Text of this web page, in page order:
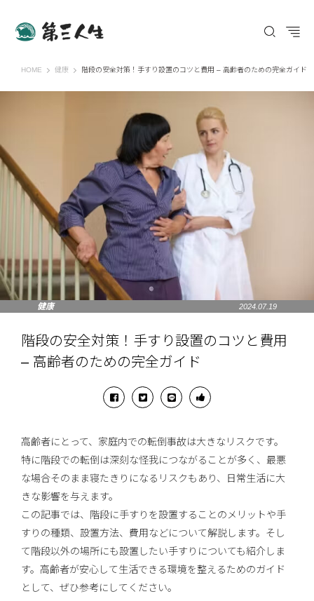
HOME 第三人生 〜寄り道の歩き方〜
健康 階段の安全対策！手すり設置のコツと費用 – 高齢者のための完全ガイド
健康 2024.07.19
階段の安全対策！手すり設置のコツと費用
– 高齢者のための完全ガイド
高齢者にとって、家庭内での転倒事故は大きなリスクです。
特に階段での転倒は深刻な怪我につながることが多く、最悪
な場合そのまま寝たきりになるリスクもあり、日常生活に大
きな影響を与えます。
この記事では、階段に手すりを設置することのメリットや手
すりの種類、設置方法、費用などについて解説します。そし
て階段以外の場所にも設置したい手すりについても紹介しま
す。高齢者が安心して生活できる環境を整えるためのガイド
として、ぜひ参考にしてください。